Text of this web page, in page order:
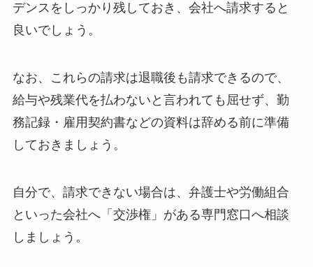
デンスをしっかり残しておき、会社へ請求すると
良いでしょう。
なお、これらの請求は退職後も請求できるので、
給与や残業代を払わないと言われても屈せず、勤
務記録・雇用契約書などの資料は辞める前に準備
しておきましょう。
自分で、請求できない場合は、弁護士や労働組合
といった会社へ「交渉権」がある専門窓口へ相談
しましょう。